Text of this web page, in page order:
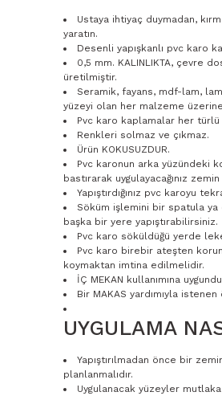
Ustaya ihtiyaç duymadan,
yaratın.
Desenli yapışkanlı pvc karo
0,5 mm. KALINLIKTA, çevre
üretilmiştir.
Seramik, fayans, mdf-lam,
yüzeyi olan her malzeme üzerine
Pvc karo kaplamalar her
Renkleri solmaz ve çıkmaz.
Ürün KOKUSUZDUR.
Pvc karonun arka yüzündeki
bastırarak uygulayacağınız zemin
Yapıştırdığınız pvc karoyu
Söküm işlemini bir spatula ya
başka bir yere yapıştırabilirsiniz.
Pvc karo söküldüğü yerde
Pvc karo birebir ateşten
koymaktan imtina edilmelidir.
İÇ MEKAN kullanımına
Bir MAKAS yardımıyla
UYGULAMA
Yapıştırılmadan önce bir
planlanmalıdır.
Uygulanacak yüzeyler